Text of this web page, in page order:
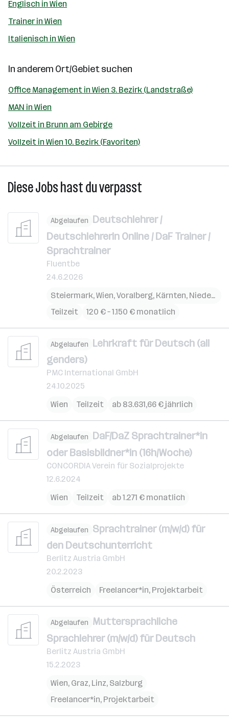
Englisch in Wien
Trainer in Wien
Italienisch in Wien
In anderem Ort/Gebiet suchen
Office Management in Wien 3. Bezirk (Landstraße)
MAN in Wien
Vollzeit in Brunn am Gebirge
Vollzeit in Wien 10. Bezirk (Favoriten)
Diese Jobs hast du verpasst
Abgelaufen Deutschlehrer /
Deutschlehrerin Online / DaF Trainer /
Sprachtrainer
Fluentbe
24.6.2026
Steiermark,Wien,Voralberg, Kärnten, Niederösterreich
Teilzeit
120 € – 1.150 € monatlich
Abgelaufen Lehrkraft für Deutsch (all
genders)
PMC International GmbH
24.10.2025
Wien
Teilzeit ab 83.631,66 € jährlich
Abgelaufen DaF/DaZ Sprachtrainer*in
oder Basisbildner*in (16h/Woche)
CONCORDIA Verein für Sozialprojekte
12.6.2024
Wien
Teilzeit ab 1.271 € monatlich
Abgelaufen Sprachtrainer (m/w/d) für
den Deutschunterricht
Berlitz Austria GmbH
20.2.2023
Österreich
Freelancer*in, Projektarbeit
Abgelaufen Muttersprachliche
Sprachlehrer (m/w/d) für Deutsch
Berlitz Austria GmbH
15.2.2023
Wien, Graz, Linz, Salzburg
Freelancer*in, Projektarbeit